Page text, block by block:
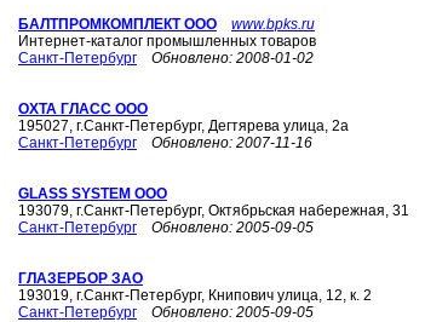
БАЛТПРОМКОМПЛЕКТ ООО
www.bpks.ru
Интернет-каталог промышленных товаров
Санкт-Петербург
Обновлено: 2008-01-02
ОХТА ГЛАСС ООО
195027, г.Санкт-Петербург, Дегтярева улица, 2а
Санкт-Петербург
Обновлено: 2007-11-16
GLASS SYSTEM ООО
193079, г.Санкт-Петербург, Октябрьская набережная, 31
Санкт-Петербург
Обновлено: 2005-09-05
ГЛАЗЕРБОР ЗАО
193019, г.Санкт-Петербург, Книпович улица, 12, к. 2
Санкт-Петербург
Обновлено: 2005-09-05